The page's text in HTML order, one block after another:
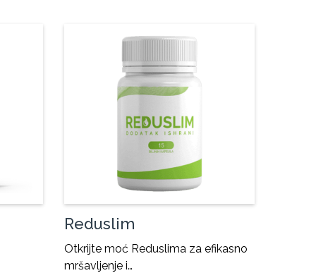
Reduslim
Otkrijte moć Reduslima za efikasno
mršavljenje i…